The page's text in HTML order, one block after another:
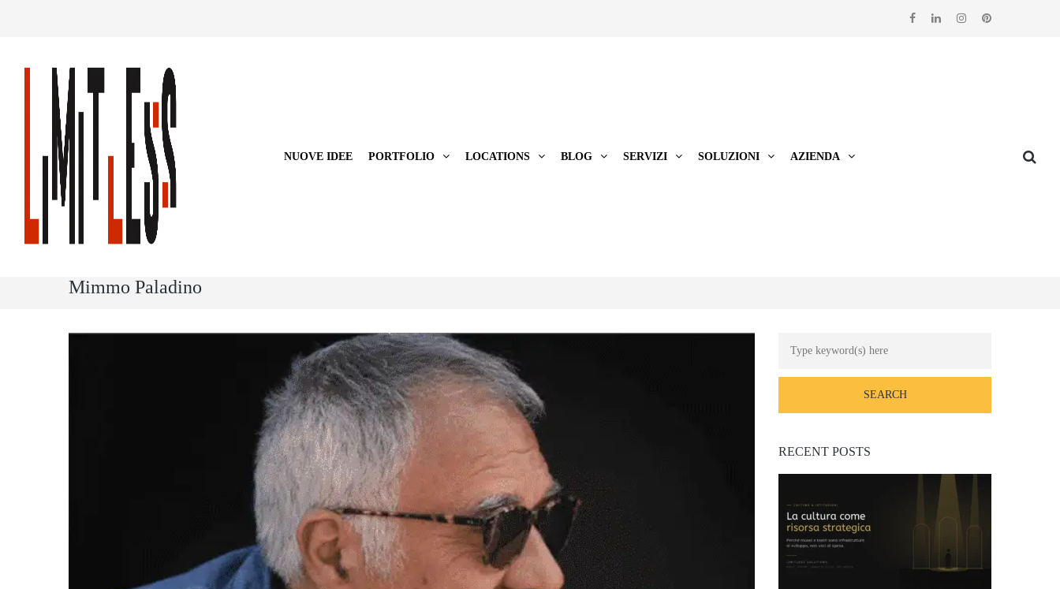
NUOVE IDEE PORTFOLIO LOCATIONS BLOG SERVIZI SOLUZIONI AZIENDA
Mimmo Paladino
RECENT POSTS